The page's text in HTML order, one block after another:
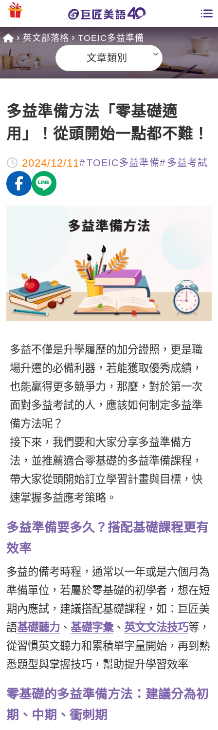
課程總覽
英文課程總表
英文會話
商用英文
英文檢定
IELTS 雅思課程
GEPT 全民英檢課程
TOEFL 托福課程
英文聽力養成
開口溜英文
旅遊英文
基礎字彙
情境閱讀
英文文法技巧
英文寫作
Cengage TED Talks
CNN聽力強化
新聞英文
英語俱樂部
ECAM
Let's Talk
日語
韓語
外語即時通
兒童美語
更多
一對一家教
點讀筆教材
數位學習教材
全國分校
英文部落格
師資團隊
活動花絮
學員專區
Recruiting
英文部落格 TOEIC多益準備
文章類別
多益準備方法「零基礎適
用」！從頭開始一點都不難！
2024/12/11 TOEIC多益準備 多益考試
多益不僅是升學履歷的加分證照，更是職
場升遷的必備利器，若能獲取優秀成績，
也能贏得更多競爭力，那麼，對於第一次
面對多益考試的人，應該如何制定多益準
備方法呢？
接下來，我們要和大家分享多益準備方
法，並推薦適合零基礎的多益準備課程，
帶大家從頭開始訂立學習計畫與目標，快
速掌握多益應考策略。
多益準備要多久？搭配基礎課程更有
效率
多益的備考時程，通常以一年或是六個月為
準備單位，若屬於零基礎的初學者，想在短
期內應試，建議搭配基礎課程，如：巨匠美
語基礎聽力 、基礎字彙 、 英文文法技巧等，
從習慣英文聽力和累積單字量開始，再到熟
悉題型與掌握技巧，幫助提升學習效率
零基礎的多益準備方法：建議分為初
期、中期、衝刺期